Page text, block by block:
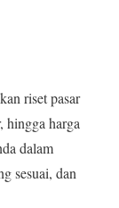
riset pasar
hingga harga
dalam
sesuai, dan